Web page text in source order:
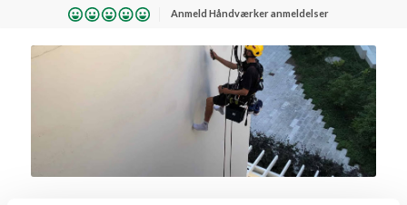
Anmeld Håndværker anmeldelser